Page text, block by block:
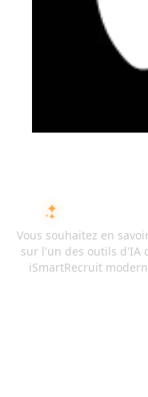
Vous souhaitez en
sur l'un des outils d'IA
iSmartRecruit